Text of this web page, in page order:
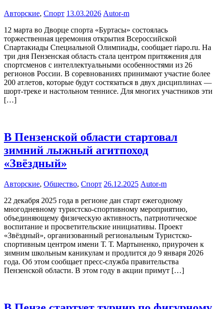
Авторские, Спорт 13.03.2026 Autor-m
12 марта во Дворце спорта «Буртасы» состоялась
торжественная церемония открытия Всероссийской
Спартакиады Специальной Олимпиады, сообщает riapo.ru. На
три дня Пензенская область стала центром притяжения для
спортсменов с интеллектуальными особенностями из 26
регионов России. В соревнованиях принимают участие более
200 атлетов, которые будут состязаться в двух дисциплинах —
шорт-треке и настольном теннисе. Для многих участников эти
[…]
В Пензенской области стартовал
зимний лыжный агитпоход
«Звёздный»
Авторские, Общество, Спорт 26.12.2025 Autor-m
22 декабря 2025 года в регионе дан старт ежегодному
многодневному туристско-спортивному мероприятию,
объединяющему физическую активность, патриотическое
воспитание и просветительские инициативы. Проект
«Звёздный», организованный региональным Туристско-
спортивным центром имени Т. Т. Мартыненко, приурочен к
зимним школьным каникулам и продлится до 9 января 2026
года. Об этом сообщает пресс-служба правительства
Пензенской области. В этом году в акции примут […]